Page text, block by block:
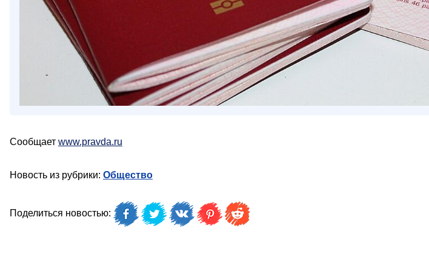
Сообщает www.pravda.ru
Новость из рубрики: Общество
Поделиться новостью: